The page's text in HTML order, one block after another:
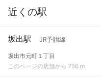
近くの駅
坂出駅 JR予讃線
坂出市元町１丁目
このページの店舗から 756 m